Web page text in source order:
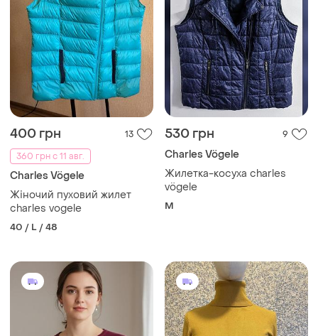
400 грн
13
360 грн с 11 авг.
Charles Vögele
Жіночий пуховий жилет
charles vogele
40 / L / 48
530 грн 9
Charles Vögele
Жилетка-косуха charles
vögele
M